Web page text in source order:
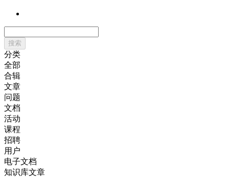
搜索
分类
全部
合辑
文章
问题
文档
活动
课程
招聘
用户
电子文档
知识库文章